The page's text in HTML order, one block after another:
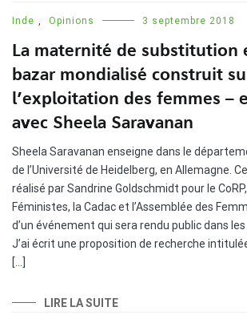
Inde Opinions 3 septembre 2018
La maternité de substitution
bazar mondialisé construit
l’exploitation des femmes –
avec Sheela Saravanan
Sheela Saravanan enseigne dans le
de l’Université de Heidelberg, en Allemagne.
réalisé par Sandrine Goldschmidt pour le
Féministes, la Cadac et l’Assemblée des
d’un événement qui sera rendu public dans les
J’ai écrit une proposition de recherche
[…]
LIRE LA SUITE